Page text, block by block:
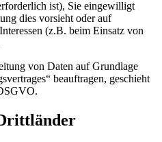
ist), Sie eingewilligt
dies vorsieht oder auf
(z.B. beim Einsatz von
von Daten auf Grundlage
beauftragen, geschieht